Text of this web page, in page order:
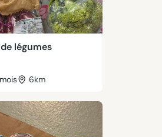
légumes
6km